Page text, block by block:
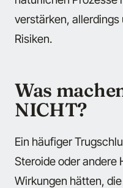
verstärken, allerdings
Risiken.
Was
NICHT?
Ein häufiger
Steroide oder andere
Wirkungen hätten,